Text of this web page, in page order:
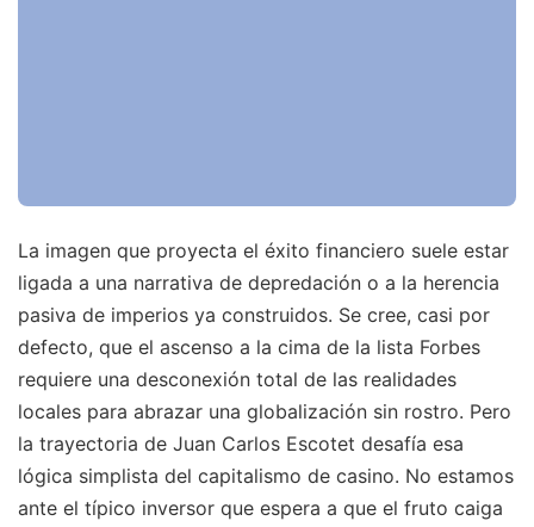
La imagen que proyecta el éxito financiero suele estar
ligada a una narrativa de depredación o a la herencia
pasiva de imperios ya construidos. Se cree, casi por
defecto, que el ascenso a la cima de la lista Forbes
requiere una desconexión total de las realidades
locales para abrazar una globalización sin rostro. Pero
la trayectoria de Juan Carlos Escotet desafía esa
lógica simplista del capitalismo de casino. No estamos
ante el típico inversor que espera a que el fruto caiga